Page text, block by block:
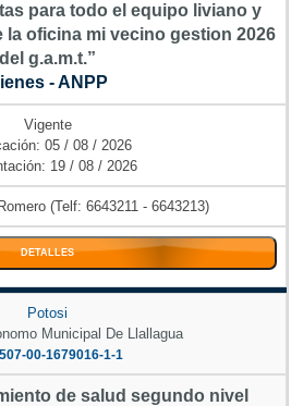
para todo el equipo liviano y
la oficina mi vecino gestion 2026
del g.a.m.t.”
- ANPP
Vigente
05 / 08 / 2026
19 / 08 / 2026
(Telf: 6643211 - 6643213)
DETALLES
Potosi
Municipal De Llallagua
00-1679016-1-1
de salud segundo nivel